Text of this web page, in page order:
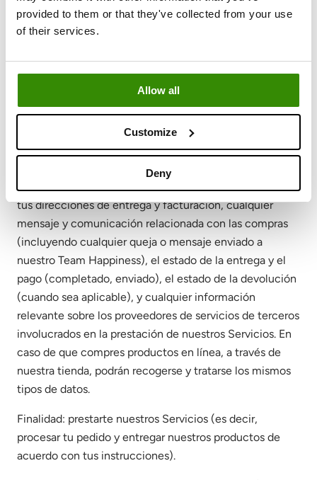
provided to them or that they've collected from your use
of their services.
Allow all
Customize
Deny
cuando pensamos que alguna información requiere un
cuidado extra aunque no entre en la definición de
2.5. Tras tu suscripción a Goodiebox o tus compras
Cuando se trate de tu suscripción a nuestras cajas
mensuales/trimestrales, procesaremos la información
como tu número de pedido y número de envío, los
detalles sobre las cajas compradas, la información sobre
tu método de pago y el método de entrega preferido,
tus direcciones de entrega y facturación, cualquier
mensaje y comunicación relacionada con las compras
(incluyendo cualquier queja o mensaje enviado a
nuestro Team Happiness), el estado de la entrega y el
pago (completado, enviado), el estado de la devolución
(cuando sea aplicable), y cualquier información
relevante sobre los proveedores de servicios de terceros
involucrados en la prestación de nuestros Servicios. En
caso de que compres productos en línea, a través de
nuestra tienda, podrán recogerse y tratarse los mismos
tipos de datos.
Finalidad: prestarte nuestros Servicios (es decir,
procesar tu pedido y entregar nuestros productos de
acuerdo con tus instrucciones).